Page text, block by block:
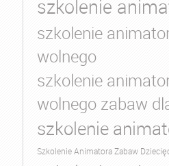
szkolenie
szkolenie
wolnego
szkolenie
wolnego zabaw
szkolenie
Szkolenie Animatora Zabaw